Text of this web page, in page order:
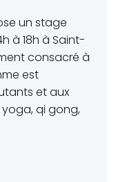
un stage
à 18h à Saint-
consacré à
est
et aux
qi gong,